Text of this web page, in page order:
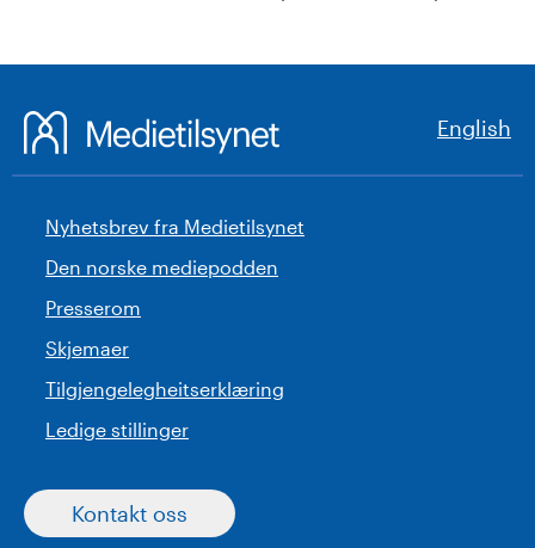
English
Nyhetsbrev fra Medietilsynet
Den norske mediepodden
Presserom
Skjemaer
Tilgjengelegheitserklæring
Ledige stillinger
Kontakt oss